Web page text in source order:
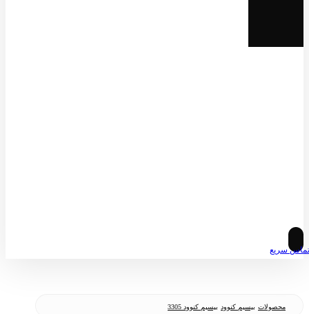
تماس سریع
محصولات بیسیم کنوود بیسیم کنوود 3305